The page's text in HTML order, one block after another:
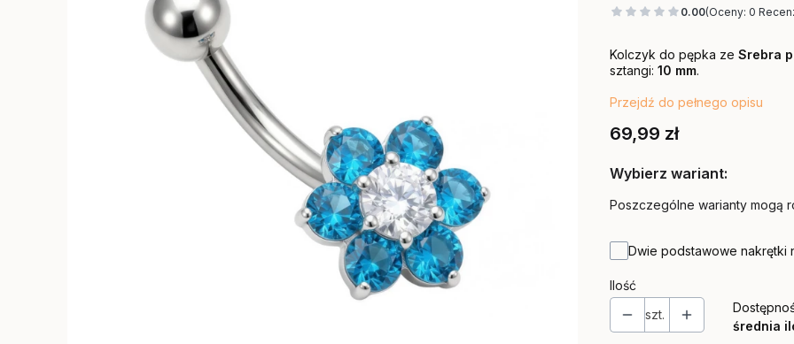
0.00(Oceny: 0
Kolczyk do pępka ze Srebra
sztangi: 10 mm.
Przejdź do pełnego opisu
Cena
69,99 zł
Wybierz wariant:
Poszczególne warianty mogą
Dwie podstawowe nakrętki
Ilość
szt.
średnia